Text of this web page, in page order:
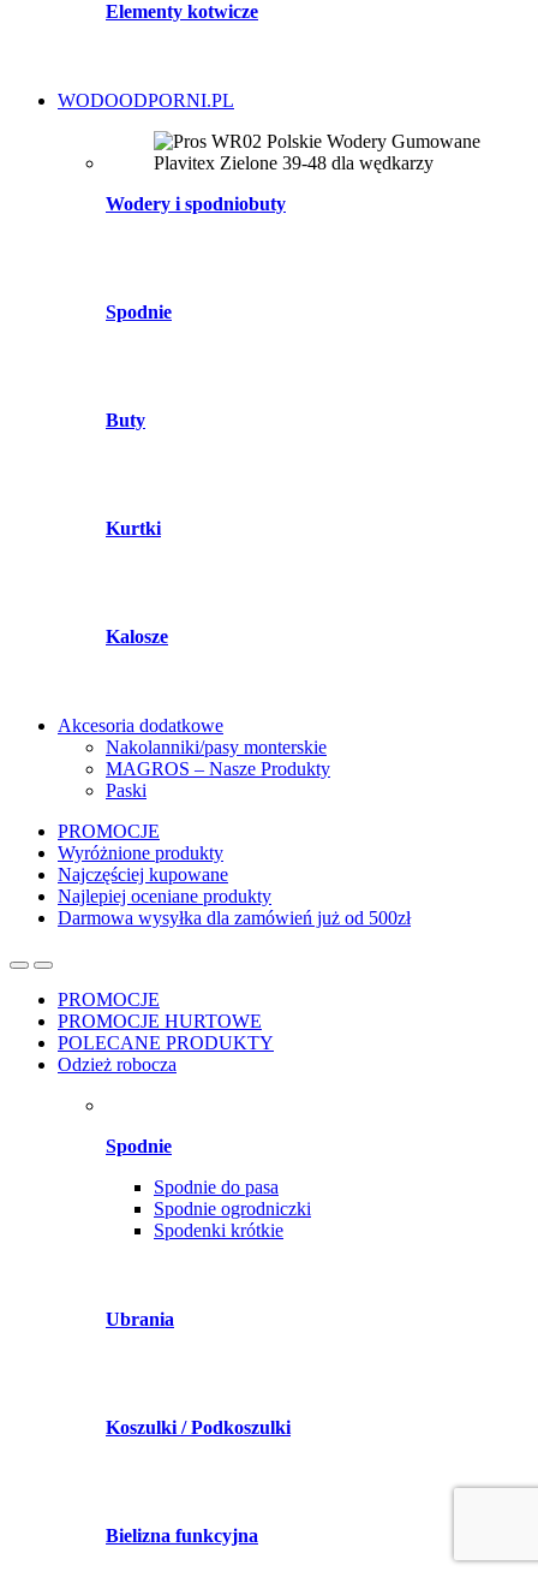
Elementy kotwicze
WODOODPORNI.PL
Wodery i spodniobuty
Spodnie
Buty
Kurtki
Kalosze
Akcesoria dodatkowe
Nakolanniki/pasy monterskie
MAGROS – Nasze Produkty
Paski
PROMOCJE
Wyróżnione produkty
Najczęściej kupowane
Najlepiej oceniane produkty
Darmowa wysyłka dla zamówień już od 500zł
PROMOCJE
PROMOCJE HURTOWE
POLECANE PRODUKTY
Odzież robocza
Spodnie
Spodnie do pasa
Spodnie ogrodniczki
Spodenki krótkie
Ubrania
Koszulki / Podkoszulki
Bielizna funkcyjna